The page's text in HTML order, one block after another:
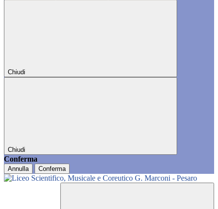
Chiudi
Chiudi
Conferma
Annulla Conferma